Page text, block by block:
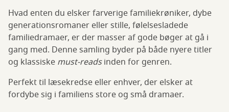
Hvad enten du elsker farverige familiekrøniker, dybe
generationsromaner eller stille, følelsesladede
familiedramaer, er der masser af gode bøger at gå i
gang med. Denne samling byder på både nyere titler
og klassiske must-readsinden for genren.
Perfekt til læsekredse eller enhver, der elsker at
fordybe sig i familiens store og små dramaer.